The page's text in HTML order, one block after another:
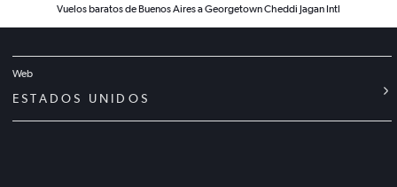
Vuelos baratos de Buenos Aires a Georgetown Cheddi Jagan Intl
Web
ESTADOS UNIDOS